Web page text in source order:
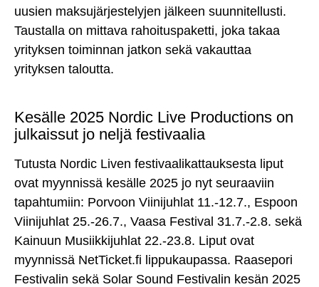
uusien maksujärjestelyjen jälkeen suunnitellusti.
Taustalla on mittava rahoituspaketti, joka takaa
yrityksen toiminnan jatkon sekä vakauttaa
yrityksen taloutta.
Kesälle 2025 Nordic Live Productions on
julkaissut jo neljä festivaalia
Tutusta Nordic Liven festivaalikattauksesta liput
ovat myynnissä kesälle 2025 jo nyt seuraaviin
tapahtumiin: Porvoon Viinijuhlat 11.-12.7., Espoon
Viinijuhlat 25.-26.7., Vaasa Festival 31.7.-2.8. sekä
Kainuun Musiikkijuhlat 22.-23.8. Liput ovat
myynnissä NetTicket.fi lippukaupassa. Raasepori
Festivalin sekä Solar Sound Festivalin kesän 2025